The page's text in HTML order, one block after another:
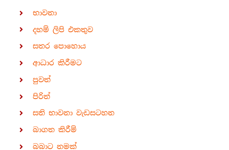
භාවනා
දහම් ලිපි එකතුව
සතර පොහොය
ආධාර කිරීමට
පුවත්
පිරිත්
සති භාවනා වැඩසටහන
බාගත කිරීම්
බබාට නමක්